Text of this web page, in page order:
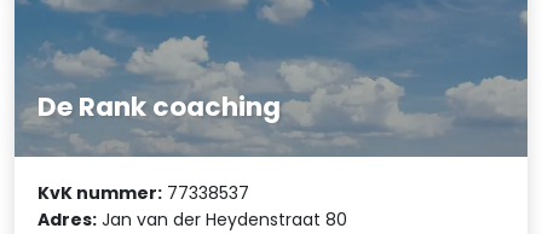
De Rank coaching
KvK nummer: 77338537
Adres: Jan van der Heydenstraat 80